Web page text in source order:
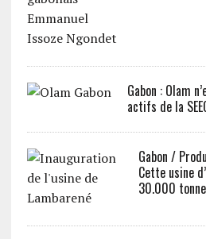
Gabon : Olam
actifs de la
Gabon /
Cette usine
30.000